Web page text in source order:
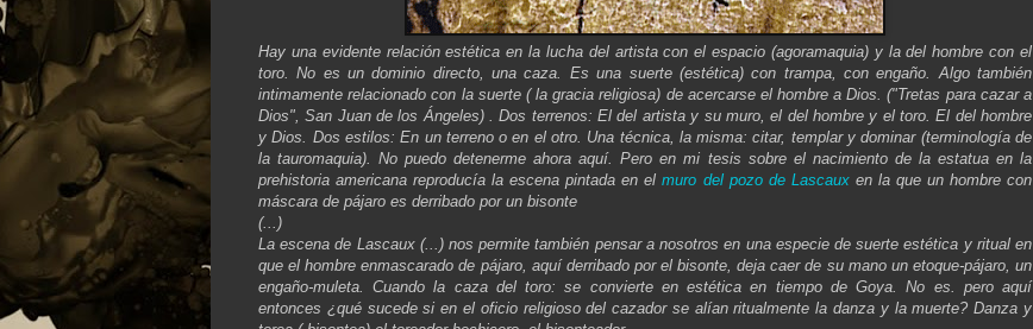
Hay una evidente relación estética en la lucha del artista con el espacio (agoramaquia) y la del hombre con el
toro. No es un dominio directo, una caza. Es una suerte (estética) con trampa, con engaño. Algo también
intimamente relacionado con la suerte ( la gracia religiosa) de acercarse el hombre a Dios. ("Tretas para cazar a
Dios", San Juan de los Ángeles) . Dos terrenos: El del artista y su muro, el del hombre y el toro. El del hombre
y Dios. Dos estilos: En un terreno o en el otro. Una técnica, la misma: citar, templar y dominar (terminología de
la tauromaquia). No puedo detenerme ahora aquí. Pero en mi tesis sobre el nacimiento de la estatua en la
prehistoria americana reproducía la escena pintada en elmuro del pozo de Lascauxen la que un hombre con
máscara de pájaro es derribado por un bisonte
(...)
La escena de Lascaux (...) nos permite también pensar a nosotros en una especie de suerte estética y ritual en
que el hombre enmascarado de pájaro, aquí derribado por el bisonte, deja caer de su mano un etoque-pájaro, un
engaño-muleta. Cuando la caza del toro: se convierte en estética en tiempo de Goya. No es. pero aquí
entonces ¿qué sucede si en el oficio religioso del cazador se alían ritualmente la danza y la muerte? Danza y